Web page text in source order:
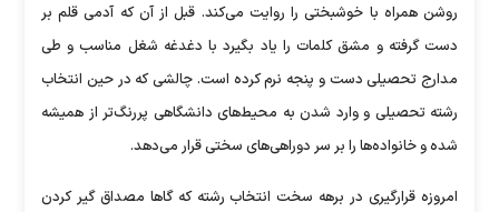
روشن همراه با خوشبختی را روایت می‌کند. قبل از آن که آدمی قلم بر
دست گرفته و مشق کلمات را یاد بگیرد با دغدغه شغل مناسب و طی
مدارج تحصیلی دست و پنجه نرم کرده است. چالشی که در حین انتخاب
رشته تحصیلی و وارد شدن به محیط‌های دانشگاهی پررنگ‌تر از همیشه
شده و خانواده‌ها را بر سر دوراهی‌های سختی قرار می‌دهد.
امروزه قرارگیری در برهه سخت انتخاب رشته که گاها مصداق گیر کردن